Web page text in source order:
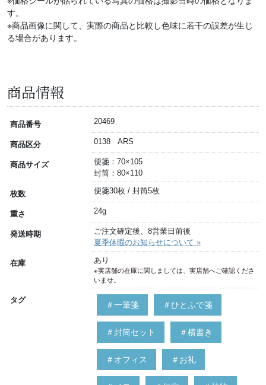
す。
※商品画像に関して、実際の商品と比較し色味に若干の誤差が生じ
る場合があります。
商品情報
商品番号 20469
商品区分 0138 ARS
商品サイズ
便箋：70×105
封筒：80×110
枚数 便箋30枚 / 封筒5枚
重さ 24g
発送時期
ご注文確定後、8営業日前後
夏季休暇のお知らせについて »
在庫 あり
※実店舗の在庫に関しましては、実店舗へご確認くださ
いませ。
タグ
＃一筆箋 ＃ひとふで箋
＃封筒セット ＃横書き
＃オフィス ＃お礼